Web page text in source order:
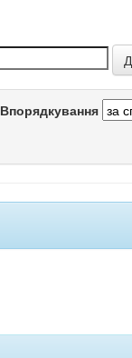
Впорядкування